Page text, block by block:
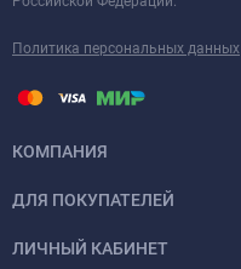
Политика персональных данных
КОМПАНИЯ
ДЛЯ ПОКУПАТЕЛЕЙ
ЛИЧНЫЙ КАБИНЕТ